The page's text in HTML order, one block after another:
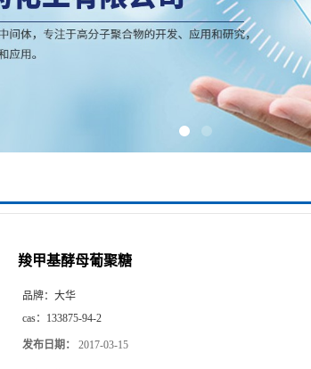
羧甲基酵母葡聚糖
品牌： 大华
cas： 133875-94-2
发布日期： 2017-03-15